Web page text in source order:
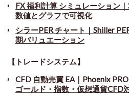
FX 福利計算 シミュレーション
数値とグラフで可視化
シラーPER チャート ｜ Shiller
期バリュエーション
【トレードシステム】
CFD 自動売買 EA｜Phoenix
ゴールド・指数・仮想通貨CFD